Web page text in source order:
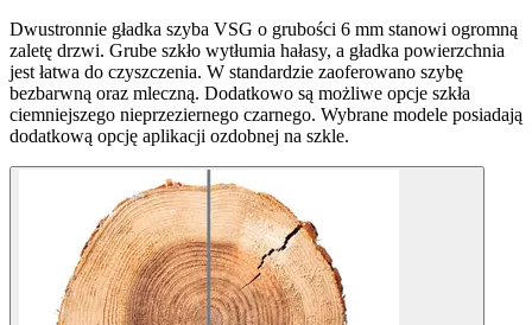
Dwustronnie gładka szyba VSG o grubości 6 mm stanowi ogromną
zaletę drzwi. Grube szkło wytłumia hałasy, a gładka powierzchnia
jest łatwa do czyszczenia. W standardzie zaoferowano szybę
bezbarwną oraz mleczną. Dodatkowo są możliwe opcje szkła
ciemniejszego nieprzeziernego czarnego. Wybrane modele posiadają
dodatkową opcję aplikacji ozdobnej na szkle.